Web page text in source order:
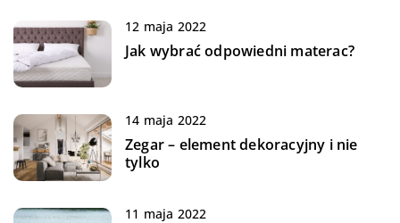
12 maja 2022
Jak wybrać odpowiedni materac?
14 maja 2022
Zegar – element dekoracyjny i nie
tylko
11 maja 2022